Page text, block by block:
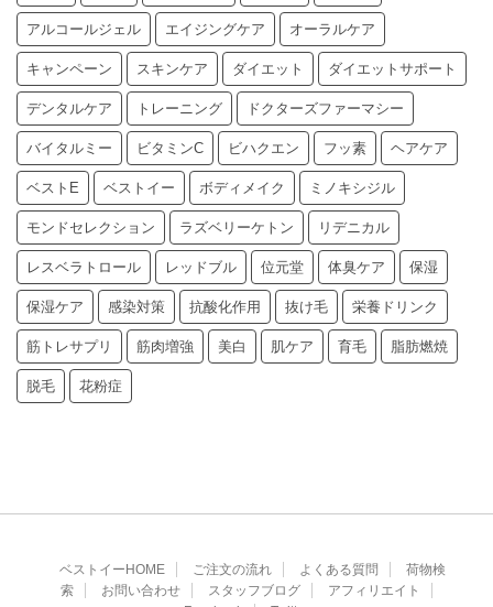
アルコールジェル エイジングケア オーラルケア
キャンペーン スキンケア ダイエット ダイエットサポート
デンタルケア トレーニング ドクターズファーマシー
バイタルミー ビタミンC ビハクエン フッ素 ヘアケア
ベストE ベストイー ボディメイク ミノキシジル
モンドセレクション ラズベリーケトン リデニカル
レスベラトロール レッドブル 位元堂 体臭ケア 保湿
保湿ケア 感染対策 抗酸化作用 抜け毛 栄養ドリンク
筋トレサプリ 筋肉増強 美白 肌ケア 育毛 脂肪燃焼
脱毛 花粉症
ベストイーHOME ご注文の流れ よくある質問
荷物検
索
お問い合わせ スタッフブログ
アフィリエイト